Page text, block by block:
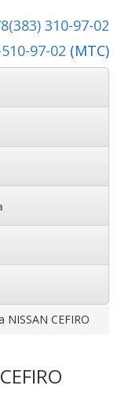
8(383) 310-97-02
97-02 (МТС)
CEFIRO